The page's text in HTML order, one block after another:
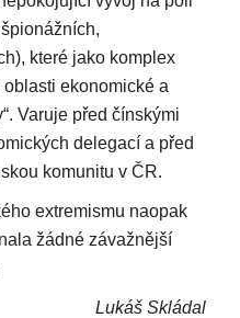
které jako komplex
ekonomické a
Varuje před čínskými
delegací a před
komunitu v ČR.
extremismu naopak
žádné závažnější
Lukáš Skládal